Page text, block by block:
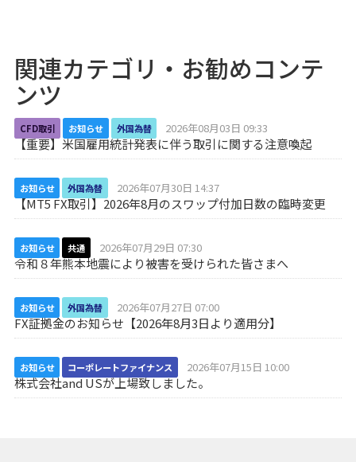
関連カテゴリ・お勧めコンテ
ンツ
CFD取引 お知らせ 外国為替 2026年08月03日 09:33
【重要】米国雇用統計発表に伴う取引に関する注意喚起
お知らせ 外国為替 2026年07月30日 14:37
【MT5 FX取引】2026年8月のスワップ付加日数の臨時変更
お知らせ 共通 2026年07月29日 07:30
令和８年熊本地震により被害を受けられた皆さまへ
お知らせ 外国為替 2026年07月27日 07:00
FX証拠金のお知らせ【2026年8月3日より適用分】
お知らせ コーポレートファイナンス 2026年07月15日 10:00
株式会社and USが上場致しました。